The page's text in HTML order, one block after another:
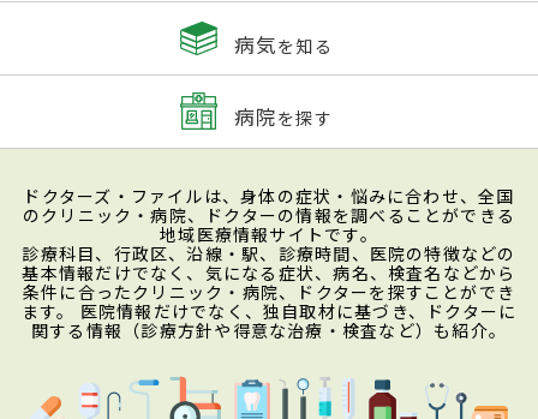
病気を知る
病院を探す
ドクターズ・ファイルは、身体の症状・悩みに合わせ、全国
のクリニック・病院、ドクターの情報を調べることができる
地域医療情報サイトです。
診療科目、行政区、沿線・駅、診療時間、医院の特徴などの
基本情報だけでなく、気になる症状、病名、検査名などから
条件に合ったクリニック・病院、ドクターを探すことができ
ます。 医院情報だけでなく、独自取材に基づき、ドクターに
関する情報（診療方針や得意な治療・検査など）も紹介。